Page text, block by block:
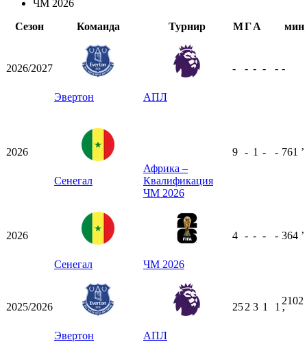
ЧМ 2026
Сезон
Команда Турнир МГА мин
2026/2027
Эвертон АПЛ
- - - - - -
2026
Сенегал
Африка –
Квалификация
ЧМ 2026
9 - 1 - - 761 ʼ
2026
Сенегал ЧМ 2026
4 - - - - 364 ʼ
2025/2026
Эвертон АПЛ
252 3 1 1
2102
ʼ